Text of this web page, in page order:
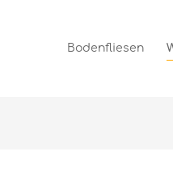
Bodenfliesen